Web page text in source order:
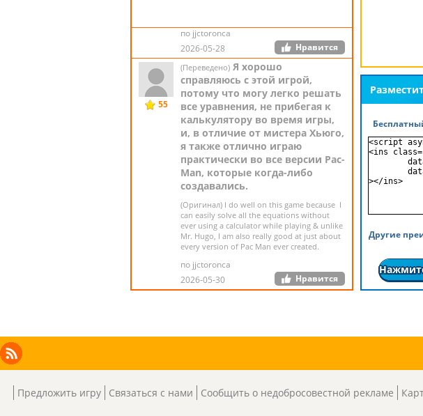
по jjctoronca
2026-05-28
Нравится
55
(Переведено) Я хорошо
справляюсь с этой игрой,
потому что могу легко решать
все уравнения, не прибегая к
калькулятору во время игры,
и, в отличие от мистера Хьюго,
я также отлично играю
практически во все версии Pac-
Man, которые когда-либо
создавались.
(Оригинал) I do well on this game because I
can easily solve all the equations without
ever using a calculator while playing & unlike
Mr. Hugo, I am also really good at just about
every version of Pac Man ever created.
по jjctoronca
2026-05-30
Нравится
<script
<ins
></ins>
Другие
Facebook
Instagram
X
LinkedIn
RSS
Предложить игру Связаться с нами Сообщить о недобросовестной рекламе